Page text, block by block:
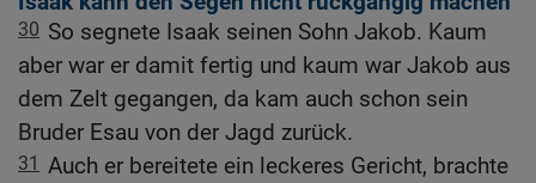
30 So segnete Isaak seinen Sohn Jakob. Kaum
aber war er damit fertig und kaum war Jakob aus
dem Zelt gegangen, da kam auch schon sein
Bruder Esau von der Jagd zurück.
31 Auch er bereitete ein leckeres Gericht, brachte